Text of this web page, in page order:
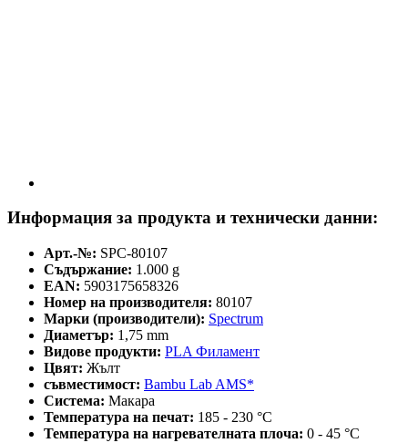
Информация за продукта и технически данни:
Арт.-№: SPC-80107
Съдържание: 1.000 g
EAN: 5903175658326
Номер на производителя: 80107
Марки (производители): Spectrum
Диаметър: 1,75 mm
Видове продукти: PLA Филамент
Цвят: Жълт
съвместимост: Bambu Lab AMS*
Система: Макара
Температура на печат: 185 - 230 °C
Температура на нагревателната плоча: 0 - 45 °C